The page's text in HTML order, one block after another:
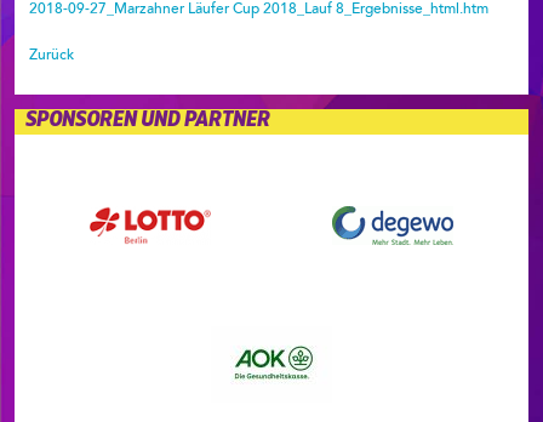
2018-09-27_Marzahner Läufer Cup 2018_Lauf 8_Ergebnisse_html.htm
Zurück
SPONSOREN UND PARTNER